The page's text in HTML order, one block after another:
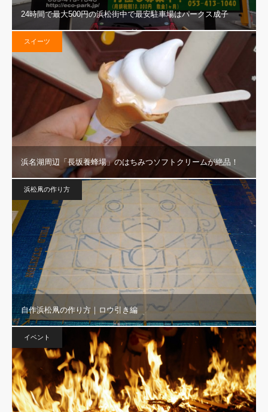
24時間で最大500円の浜松街中で最安駐車場はパークス成子
スイーツ
浜名湖周辺「長坂養蜂場」のはちみつソフトクリームが絶品！
浜松凧の作り方
自作浜松凧の作り方｜ロウ引き編
イベント